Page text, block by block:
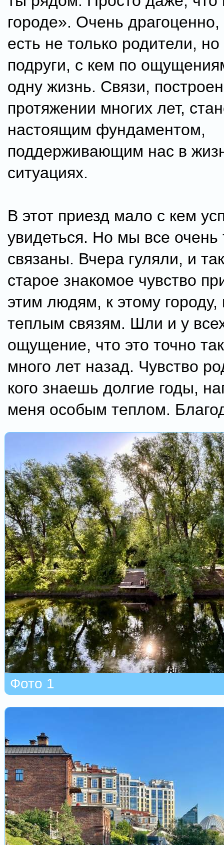
городе». Очень драгоценно,
есть не только родители,
подруги, с кем по
одну жизнь. Связи,
протяжении многих лет,
настоящим фундаментом,
поддерживающим нас в
ситуациях.
В этот приезд мало с кем
увидеться. Но мы все очень
связаны. Вчера гуляли, и
старое знакомое чувство
этим людям, к этому городу,
теплым связям. Шли и у
ощущение, что это точно
много лет назад. Чувство
кого знаешь долгие годы,
меня особым теплом.
Фото 1